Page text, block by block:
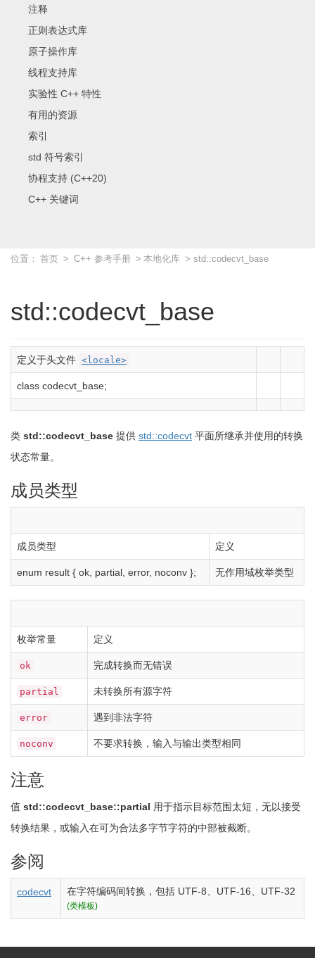
注释
正则表达式库
原子操作库
线程支持库
实验性 C++ 特性
有用的资源
索引
std 符号索引
协程支持 (C++20)
C++ 关键词
位置： 首页 > C++ 参考手册 > 本地化库 > std::codecvt_base
std::codecvt_base
定义于头文件 <locale>
class codecvt_base;
类 std::codecvt_base 提供 std::codecvt 平面所继承并使用的转换
状态常量。
成员类型
成员类型 定义
enum result { ok, partial, error, noconv }; 无作用域枚举类型
枚举常量 定义
ok 完成转换而无错误
partial 未转换所有源字符
error 遇到非法字符
noconv 不要求转换，输入与输出类型相同
注意
值 std::codecvt_base::partial 用于指示目标范围太短，无以接受
转换结果，或输入在可为合法多字节字符的中部被截断。
参阅
codecvt 在字符编码间转换，包括 UTF-8、UTF-16、UTF-32
(类模板)